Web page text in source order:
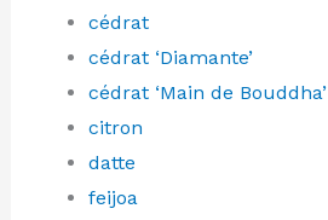
cédrat
cédrat ‘Diamante’
cédrat ‘Main de Bouddha’
citron
datte
feijoa